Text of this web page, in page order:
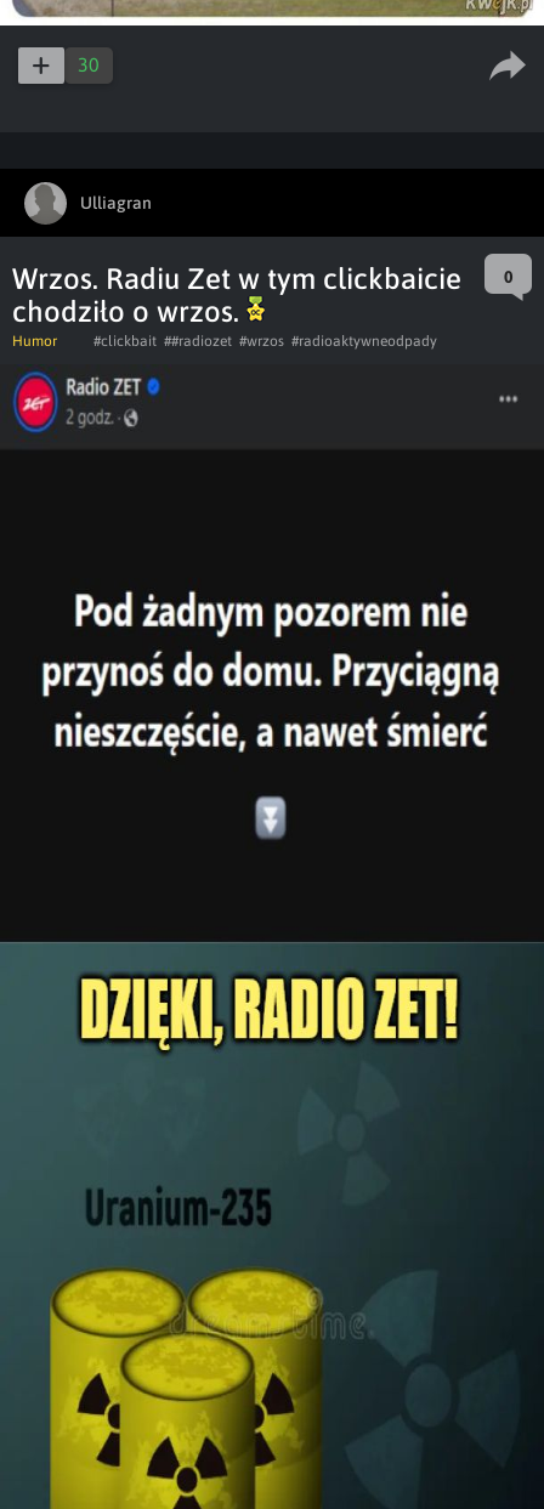
30
Ulliagran
Wrzos. Radiu Zet w tym clickbaicie
chodziło o wrzos.
0
Humor #clickbait ##radiozet #wrzos #radioaktywneodpady